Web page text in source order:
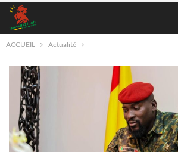
ACCUEIL Actualité